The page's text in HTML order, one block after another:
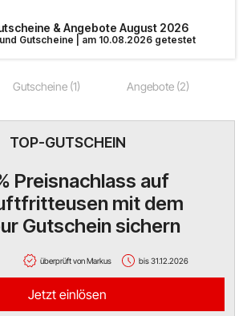
Gutscheine
Angebote& Angebote August 2026
Gutscheine | am 10.08.2026 getestet
Gutscheine (1) Angebote (2)
TOP-GUTSCHEIN
Preisnachlass auf
mit dem
Gutschein sichern
überprüft von Markus bis 31.12.2026
Jetzt einlösen